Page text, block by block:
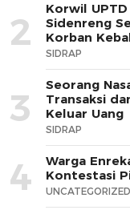
2
Korwil
Sidenreng
Korban
SIDRAP
3
Seorang
Transaksi
Keluar Uang
SIDRAP
4
Warga
Kontestasi
UNCATEGORIZED